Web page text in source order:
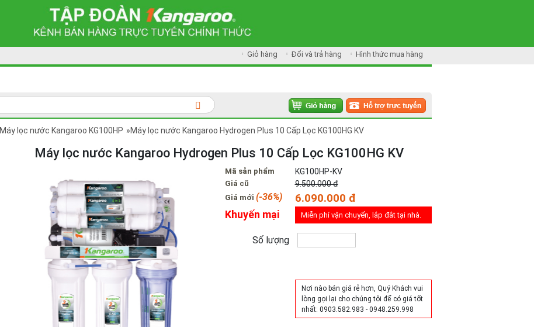
Giỏ hàng Đổi và trả hàng Hình thức mua hàng
Máy lọc nước Kangaroo KG100HP »Máy lọc nước Kangaroo Hydrogen Plus 10 Cấp Lọc KG100HG KV
Máy lọc nước Kangaroo Hydrogen Plus 10 Cấp Lọc KG100HG KV
Mã sản phẩm KG100HP-KV
Giá cũ 9.500.000 đ
Giá mới (-36%) 6.090.000 đ
Khuyến mại Miễn phí vận chuyển, lắp đắt tại nhà.
Số lượng
Nơi nào bán giá rẻ hơn, Quý Khách vui
lòng gọi lại cho chúng tôi để có giá tốt
nhất: 0903.582.983 - 0948.259.998